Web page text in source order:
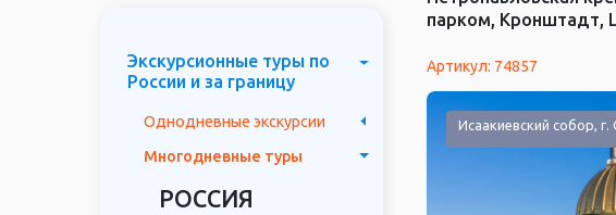
Экскурсионные туры по
России и за границу
Однодневные экскурсии
Многодневные туры
РОССИЯ
парком, Кронштадт,
Артикул: 74857
Исаакиевский собор,